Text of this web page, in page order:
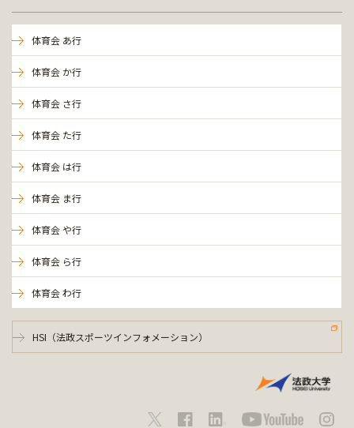
体育会 あ行
体育会 か行
体育会 さ行
体育会 た行
体育会 は行
体育会 ま行
体育会 や行
体育会 ら行
体育会 わ行
HSI（法政スポーツインフォメーション）